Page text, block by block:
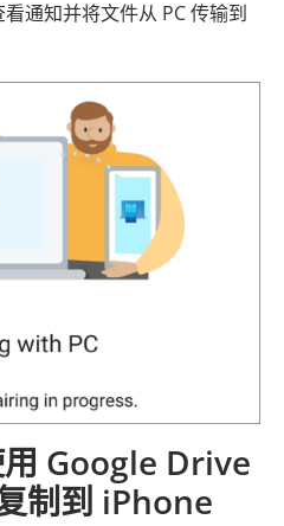
通知并将文件从 PC 传输到
Google Drive
制到 iPhone